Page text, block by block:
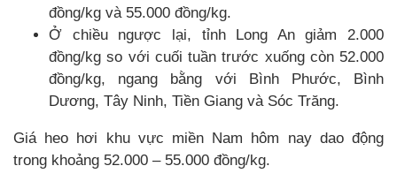
đồng/kg và 55.000 đồng/kg.
Ở chiều ngược lại, tỉnh Long An giảm 2.000
đồng/kg so với cuối tuần trước xuống còn 52.000
đồng/kg, ngang bằng với Bình Phước, Bình
Dương, Tây Ninh, Tiền Giang và Sóc Trăng.
Giá heo hơi khu vực miền Nam hôm nay dao động
trong khoảng 52.000 – 55.000 đồng/kg.